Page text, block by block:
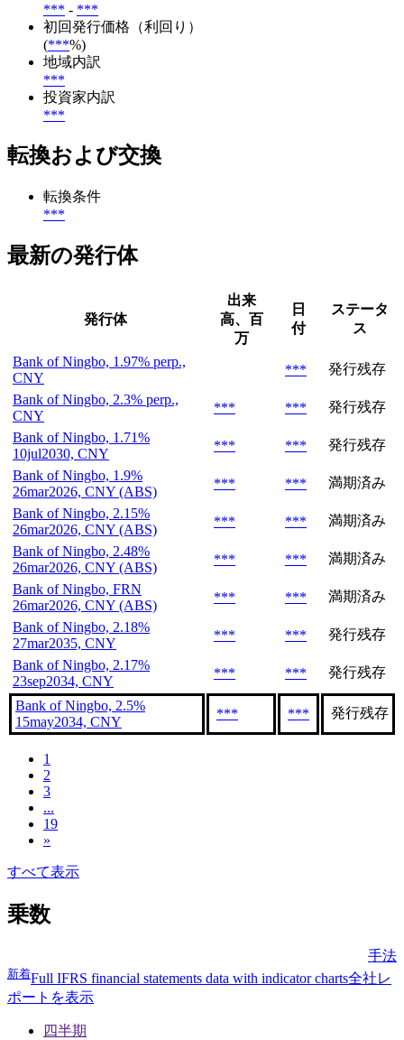
*** - ***
初回発行価格（利回り）
(***%)
地域内訳
***
投資家内訳
***
転換および交換
転換条件
***
最新の発行体
発行体
出来
高、百
万
日
付
ステータ
ス
Bank of Ningbo, 1.97% perp.,
CNY
***
発行残存
Bank of Ningbo, 2.3% perp.,
CNY
*** ***
発行残存
Bank of Ningbo, 1.71%
10jul2030, CNY
*** ***
発行残存
Bank of Ningbo, 1.9%
26mar2026, CNY (ABS)
*** ***
満期済み
Bank of Ningbo, 2.15%
26mar2026, CNY (ABS)
*** ***
満期済み
Bank of Ningbo, 2.48%
26mar2026, CNY (ABS)
*** ***
満期済み
Bank of Ningbo, FRN
26mar2026, CNY (ABS)
*** ***
満期済み
Bank of Ningbo, 2.18%
27mar2035, CNY
*** ***
発行残存
Bank of Ningbo, 2.17%
23sep2034, CNY
*** *** 発行残存
Bank of Ningbo, 2.5%
15may2034, CNY
*** *** 発行残存
1
2
3
...
19
»
すべて表示
乗数
手法
新着Full IFRS financial statements data with indicator charts全社レ
ポートを表示
四半期